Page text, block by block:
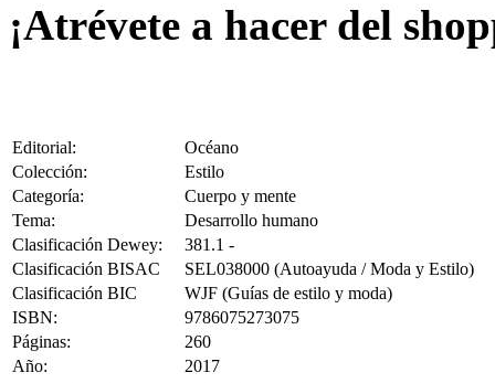
¡Atrévete a hacer del
Editorial:
Océano
Colección:
Estilo
Categoría:
Cuerpo y mente
Tema:
Desarrollo humano
Clasificación Dewey:
381.1 -
Clasificación BISAC
SEL038000 (Autoayuda / Moda y Estilo)
Clasificación BIC
WJF (Guías de estilo y moda)
ISBN:
9786075273075
Páginas:
260
Año:
2017